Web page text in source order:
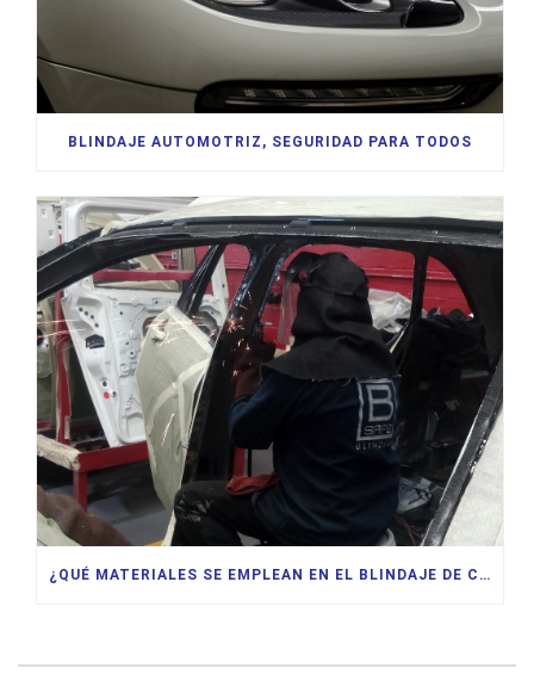
BLINDAJE AUTOMOTRIZ, SEGURIDAD PARA TODOS
¿QUÉ MATERIALES SE EMPLEAN EN EL BLINDAJE DE CARROS?